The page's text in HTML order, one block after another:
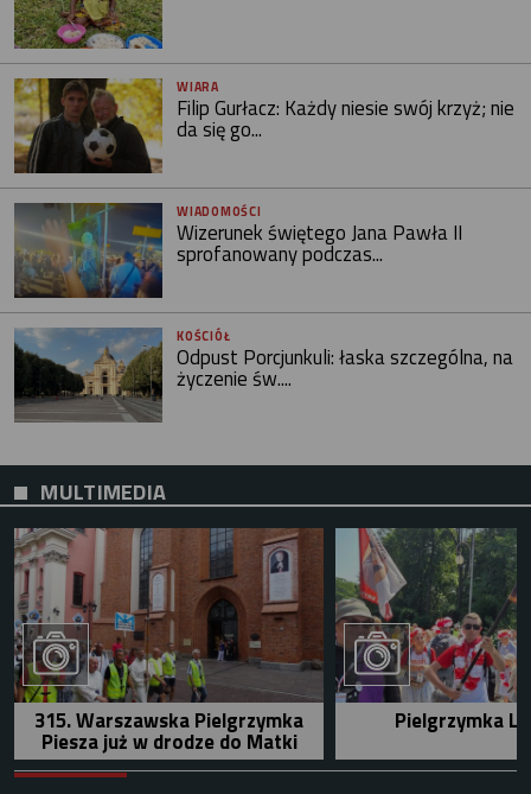
WIARA
Filip Gurłacz: Każdy niesie swój krzyż; nie
da się go...
WIADOMOŚCI
Wizerunek świętego Jana Pawła II
sprofanowany podczas...
KOŚCIÓŁ
Odpust Porcjunkuli: łaska szczególna, na
życzenie św....
MULTIMEDIA
315. Warszawska Pielgrzymka
Piesza już w drodze do Matki
Pielgrzymka